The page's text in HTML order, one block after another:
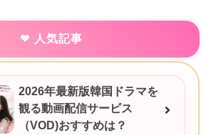
人気記事
2026年最新版韓国ドラマを
観る動画配信サービス
（VOD)おすすめは？